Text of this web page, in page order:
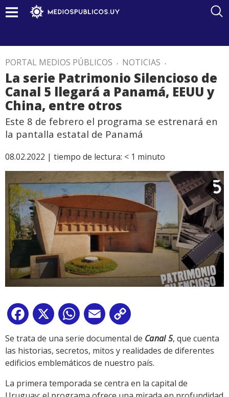
PORTAL MEDIOS PÚBLICOS . NOTICIAS .
La serie Patrimonio Silencioso de
Canal 5 llegará a Panamá, EEUU y
China, entre otros
Este 8 de febrero el programa se estrenará en
la pantalla estatal de Panamá
08.02.2022 | tiempo de lectura: < 1 minuto
Facebook
X WhatsApp
Email
Link
Se trata de una serie documental de Canal 5, que cuenta
las historias, secretos, mitos y realidades de diferentes
edificios emblemáticos de nuestro país.
La primera temporada se centra en la capital de